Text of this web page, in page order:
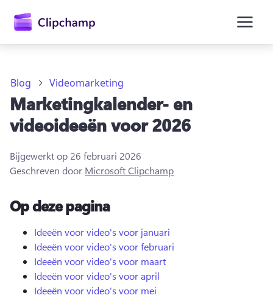
Aanmelden
Gratis uitproberen
Blog Videomarketing
Marketingkalender- en
videoideeën voor 2026
Bijgewerkt op 26 februari 2026
Geschreven door Microsoft Clipchamp
Op deze pagina
Ideeën voor video's voor januari
Ideeën voor video's voor februari
Ideeën voor video's voor maart
Ideeën voor video's voor april
Ideeën voor video's voor mei